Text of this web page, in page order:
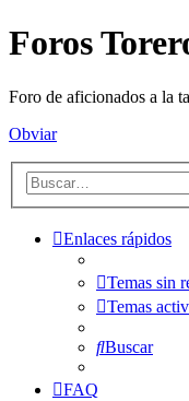
Foros
Foro de aficionados a la
Obviar
Enlaces rápidos
Temas sin
Temas
Buscar
FAQ